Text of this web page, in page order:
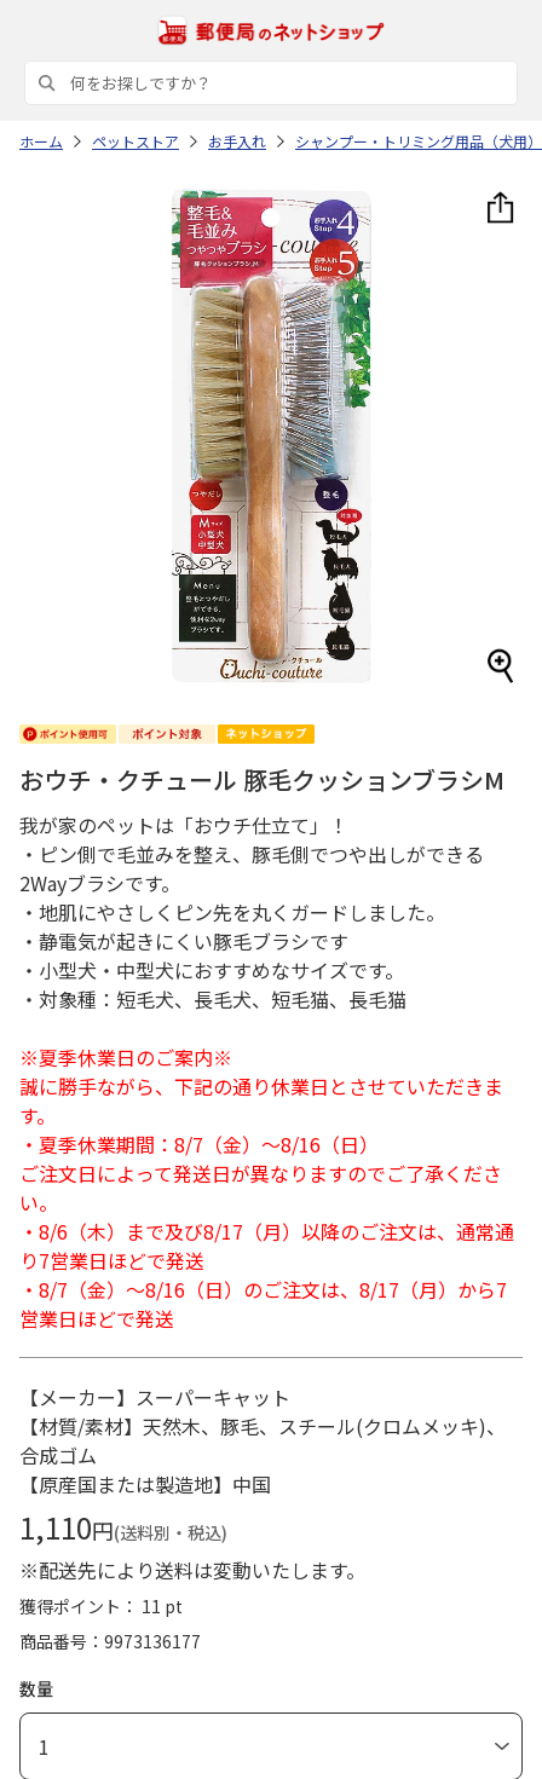
ホーム ペットストア お手入れ シャンプー・トリミング用品（犬用）
おウチ・クチュール 豚毛クッションブラシM
我が家のペットは「おウチ仕立て」！
・ピン側で毛並みを整え、豚毛側でつや出しができる
2Wayブラシです。
・地肌にやさしくピン先を丸くガードしました。
・静電気が起きにくい豚毛ブラシです
・小型犬・中型犬におすすめなサイズです。
・対象種：短毛犬、長毛犬、短毛猫、長毛猫
※夏季休業日のご案内※
誠に勝手ながら、下記の通り休業日とさせていただきま
す。
・夏季休業期間：8/7（金）～8/16（日）
ご注文日によって発送日が異なりますのでご了承くださ
い。
・8/6（木）まで及び8/17（月）以降のご注文は、通常通
り7営業日ほどで発送
・8/7（金）～8/16（日）のご注文は、8/17（月）から7
営業日ほどで発送
【メーカー】スーパーキャット
【材質/素材】天然木、豚毛、スチール(クロムメッキ)、
合成ゴム
【原産国または製造地】中国
1,110円(送料別・税込)
※配送先により送料は変動いたします。
獲得ポイント： 11 pt
商品番号
9973136177
数量
1